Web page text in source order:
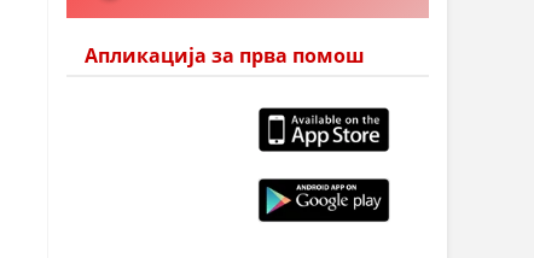
Апликација за прва помош